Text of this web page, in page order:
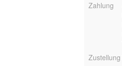
Zahlung
Zustellung